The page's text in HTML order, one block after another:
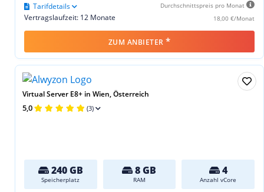
Durchschnittspreis pro Monat
18,00 €/Monat
Vertragslaufzeit: 12 Monate
Tarifdetails
ZUM ANBIETER *
Virtual Server E8+ in Wien, Österreich
5,0 (3)
240 GB
Speicherplatz
8 GB
RAM
4
Anzahl vCore